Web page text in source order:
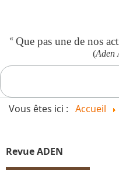
« Que pas une de nos
(Aden
Vous êtes ici : Accueil
Revue ADEN